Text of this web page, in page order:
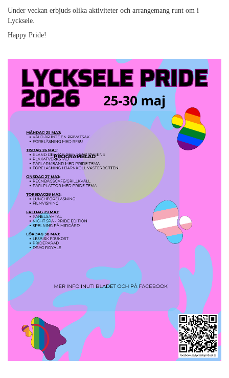
Under veckan erbjuds olika aktiviteter och arrangemang runt om i
Lycksele.
Happy Pride!